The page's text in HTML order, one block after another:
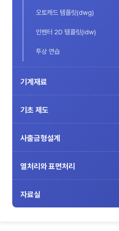
오토캐드 템플릿(dwg)
인벤터 2D 템플릿(idw)
투상 연습
기계재료
기초 제도
사출금형설계
열처리와 표면처리
자료실